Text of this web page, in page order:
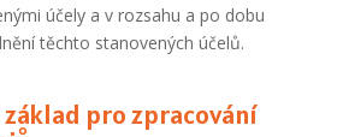
účely a v rozsahu a po dobu
těchto stanovených účelů.
pro zpracování